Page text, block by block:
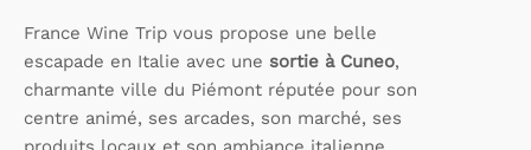
France Wine Trip vous propose une belle
escapade en Italie avec une sortie à Cuneo,
charmante ville du Piémont réputée pour son
centre animé, ses arcades, son marché, ses